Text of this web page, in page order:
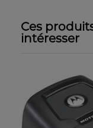
Ces
intéresser